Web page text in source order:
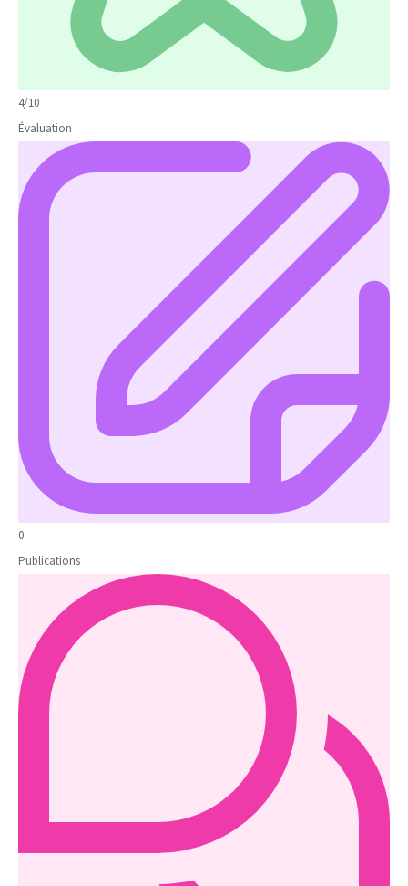
4/10
Évaluation
0
Publications